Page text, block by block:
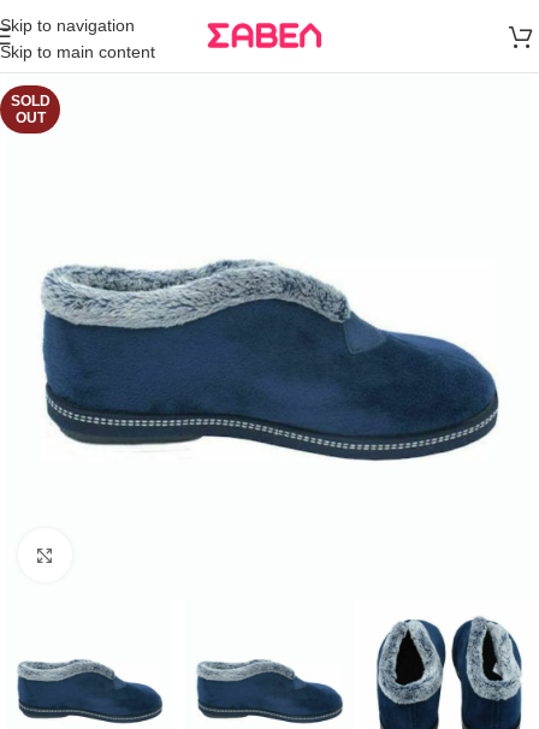
Skip to navigation
Skip to main content
άνω των 80€
Παραγγελία
SOLD
OUT